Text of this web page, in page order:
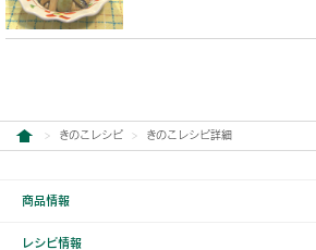
きのこレシピ きのこレシピ詳細
商品情報
レシピ情報